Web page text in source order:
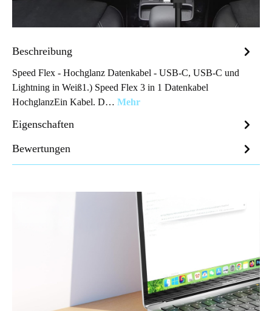
Beschreibung
Speed Flex - Hochglanz Datenkabel - USB-C, USB-C und
Lightning in Weiß1.) Speed Flex 3 in 1 Datenkabel
HochglanzEin Kabel. D… Mehr
Eigenschaften
Bewertungen